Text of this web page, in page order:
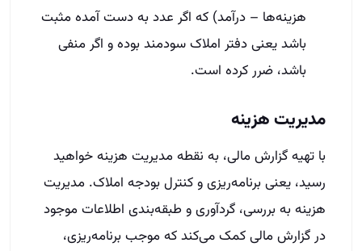
هزینه‌ها – درآمد) که اگر عدد به دست آمده مثبت
باشد یعنی دفتر املاک سودمند بوده و اگر منفی
باشد، ضرر کرده است.
مدیریت هزینه
با تهیه گزارش مالی، به نقطه مدیریت هزینه خواهید
رسید، یعنی برنامه‌ریزی و کنترل بودجه املاک. مدیریت
هزینه به بررسی، گردآوری و طبقه‌بندی اطلاعات موجود
در گزارش مالی کمک می‌کند که موجب برنامه‌ریزی،